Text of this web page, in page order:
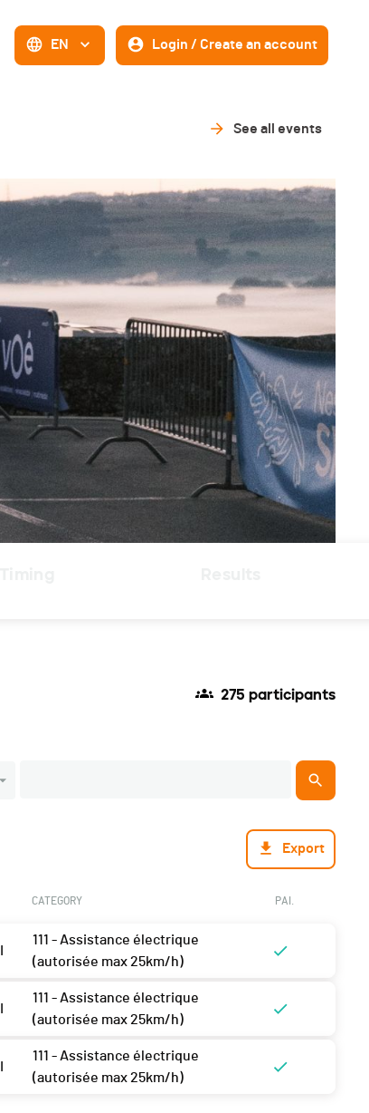
EN Login / Create an account
See all events
275 participants
Export
CATEGORY PAI.
111 - Assistance électrique
(autorisée max 25km/h)
111 - Assistance électrique
(autorisée max 25km/h)
111 - Assistance électrique
(autorisée max 25km/h)